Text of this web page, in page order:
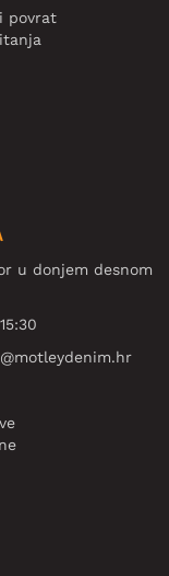
povrat
u donjem desnom